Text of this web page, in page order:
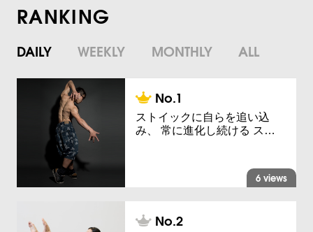
RANKING
DAILY WEEKLY MONTHLY ALL
ストイックに自らを追い込
み、 常に進化し続ける ス…
6 views